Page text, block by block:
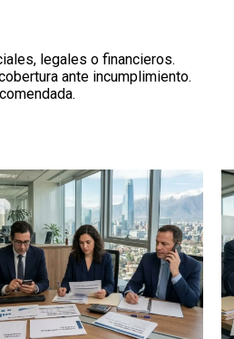
legales o financieros.
ante incumplimiento.